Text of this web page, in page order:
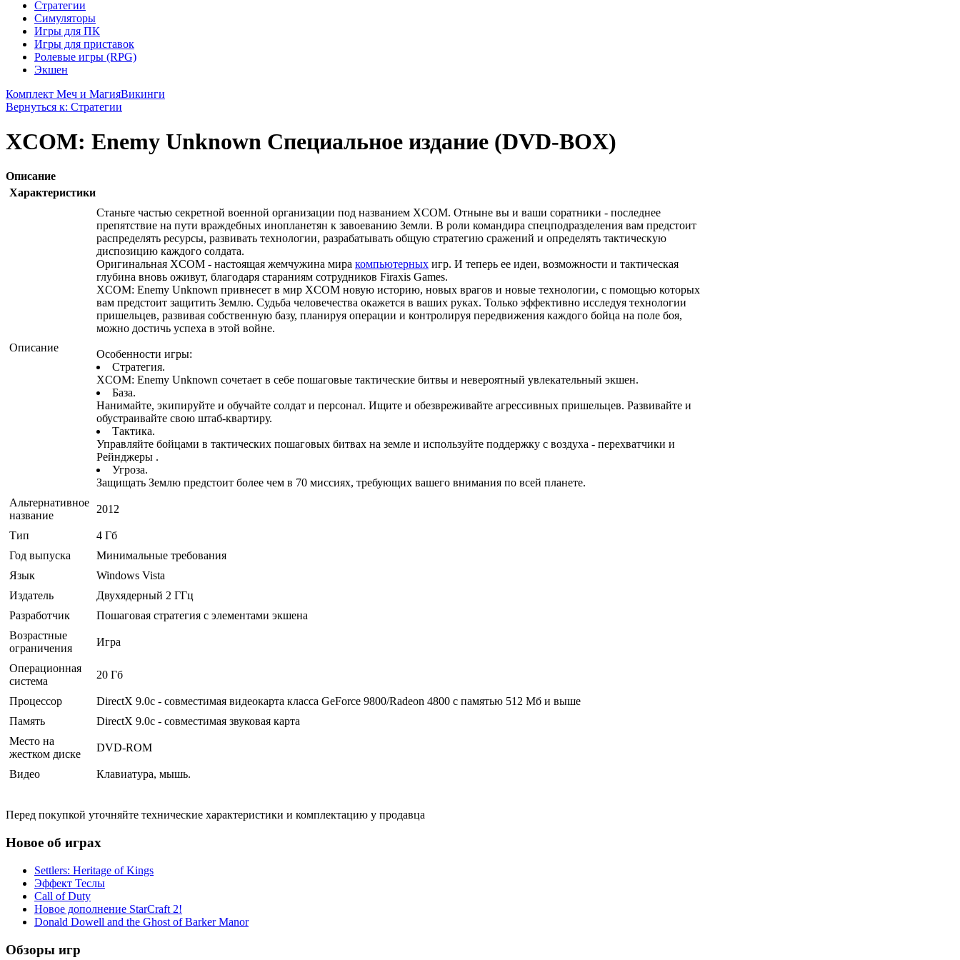
Стратегии
Симуляторы
Игры для ПК
Игры для приставок
Ролевые игры (RPG)
Экшен
Комплект Меч и МагияВикинги
Вернуться к: Стратегии
XCOM: Enemy Unknown Специальное издание (DVD-BOX)
Описание
Характеристики
Описание
Станьте частью секретной военной организации под названием XCOM. Отныне вы и ваши соратники - последнее
препятствие на пути враждебных инопланетян к завоеванию Земли. В роли командира спецподразделения вам предстоит
распределять ресурсы, развивать технологии, разрабатывать общую стратегию сражений и определять тактическую
диспозицию каждого солдата.
Оригинальная XCOM - настоящая жемчужина мира компьютерных игр. И теперь ее идеи, возможности и тактическая
глубина вновь оживут, благодаря стараниям сотрудников Firaxis Games.
XCOM: Enemy Unknown привнесет в мир XCOM новую историю, новых врагов и новые технологии, с помощью которых
вам предстоит защитить Землю. Судьба человечества окажется в ваших руках. Только эффективно исследуя технологии
пришельцев, развивая собственную базу, планируя операции и контролируя передвижения каждого бойца на поле боя,
можно достичь успеха в этой войне.
Особенности игры:
Стратегия.
XCOM: Enemy Unknown сочетает в себе пошаговые тактические битвы и невероятный увлекательный экшен.
База.
Нанимайте, экипируйте и обучайте солдат и персонал. Ищите и обезвреживайте агрессивных пришельцев. Развивайте и
обустраивайте свою штаб-квартиру.
Тактика.
Управляйте бойцами в тактических пошаговых битвах на земле и используйте поддержку с воздуха - перехватчики и
Рейнджеры .
Угроза.
Защищать Землю предстоит более чем в 70 миссиях, требующих вашего внимания по всей планете.
Альтернативное
название
2012
Тип
4 Гб
Год выпуска
Минимальные требования
Язык
Windows Vista
Издатель
Двухядерный 2 ГГц
Разработчик
Пошаговая стратегия с элементами экшена
Возрастные
ограничения
Игра
Операционная
система
20 Гб
Процессор
DirectX 9.0c - совместимая видеокарта класса GeForce 9800/Radeon 4800 с памятью 512 Мб и выше
Память
DirectX 9.0c - совместимая звуковая карта
Место на
жестком диске
DVD-ROM
Видео Клавиатура, мышь.
Перед покупкой уточняйте технические характеристики и комплектацию у продавца
Новое об играх
Settlers: Heritage of Kings
Эффект Теслы
Call of Duty
Новое дополнение StarCraft 2!
Donald Dowell and the Ghost of Barker Manor
Обзоры игр